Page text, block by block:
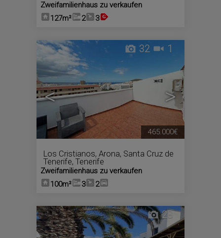
Zweifamilienhaus zu verkaufen
127m²
2 3
< >
32 1
Los Cristianos, Arona, Santa Cruz de
Tenerife, Tenerife
Zweifamilienhaus zu verkaufen
100m²
3 2
465.000€
28